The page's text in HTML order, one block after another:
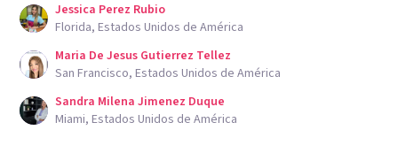
Jessica Perez Rubio
Florida, Estados Unidos de América
Maria De Jesus Gutierrez Tellez
San Francisco, Estados Unidos de América
Sandra Milena Jimenez Duque
Miami, Estados Unidos de América